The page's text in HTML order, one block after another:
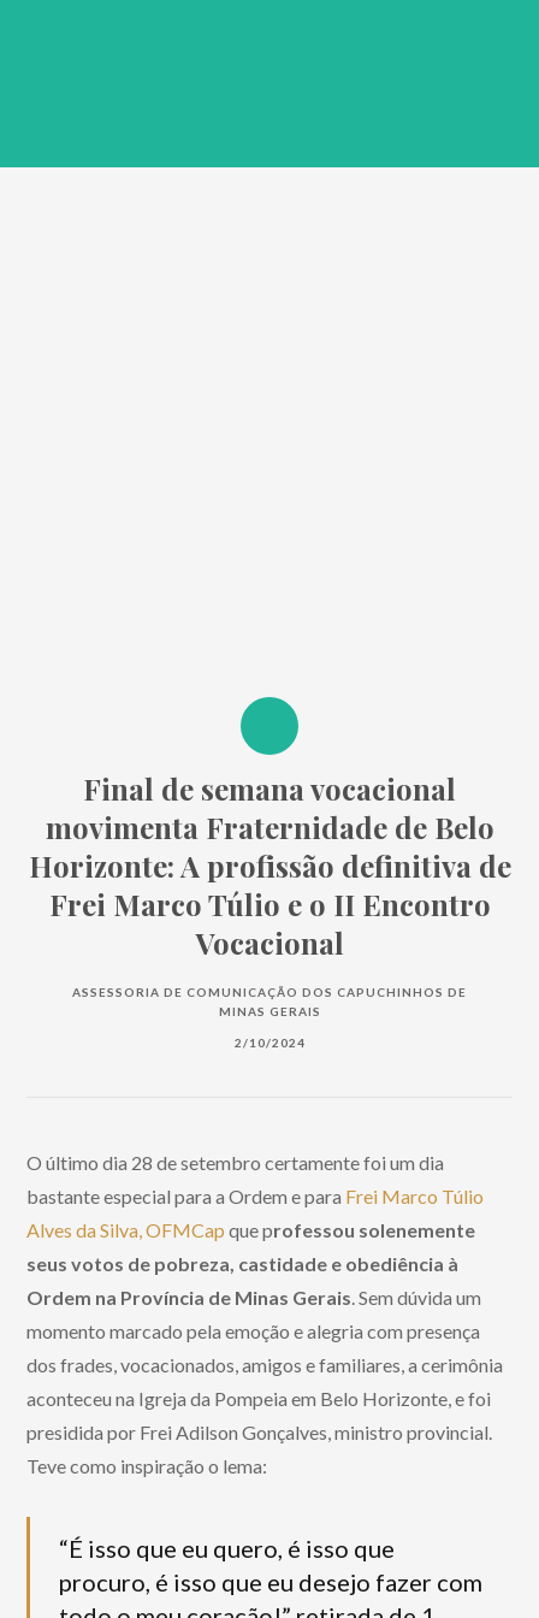
Final de semana vocacional
movimenta Fraternidade de Belo
Horizonte: A profissão definitiva de
Frei Marco Túlio e o II Encontro
Vocacional
ASSESSORIA DE COMUNICAÇÃO DOS CAPUCHINHOS DE
MINAS GERAIS
2/10/2024
O último dia 28 de setembro certamente foi um dia
bastante especial para a Ordem e para Frei Marco Túlio
Alves da Silva, OFMCap que professou solenemente
seus votos de pobreza, castidade e obediência à
Ordem na Província de Minas Gerais. Sem dúvida um
momento marcado pela emoção e alegria com presença
dos frades, vocacionados, amigos e familiares, a cerimônia
aconteceu na Igreja da Pompeia em Belo Horizonte, e foi
presidida por Frei Adilson Gonçalves, ministro provincial.
Teve como inspiração o lema:
“É isso que eu quero, é isso que
procuro, é isso que eu desejo fazer com